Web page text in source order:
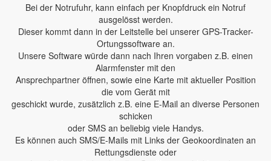
Bei der Notrufuhr, kann einfach per Knopfdruck ein Notruf
ausgelösst werden.
Dieser kommt dann in der Leitstelle bei unserer GPS-Tracker-
Ortungssoftware an.
Unsere Software würde dann nach Ihren vorgaben z.B. einen
Alarmfenster mit den
Ansprechpartner öffnen, sowie eine Karte mit aktueller Position
die vom Gerät mit
geschickt wurde, zusätzlich z.B. eine E-Mail an diverse Personen
schicken
oder SMS an beliebig viele Handys.
Es können auch SMS/E-Mails mit Links der Geokoordinaten an
Rettungsdienste oder